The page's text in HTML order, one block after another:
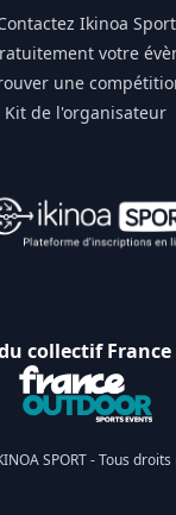
Ikinoa Sport
votre
une
Kit de l'organisateur
collectif
SPORT - Tous